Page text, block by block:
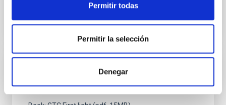
Permitir todas
Permitir la selección
Denegar
Book: GTC First light (pdf, 15MB)